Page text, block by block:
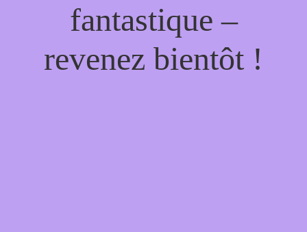
fantastique –
revenez bientôt !